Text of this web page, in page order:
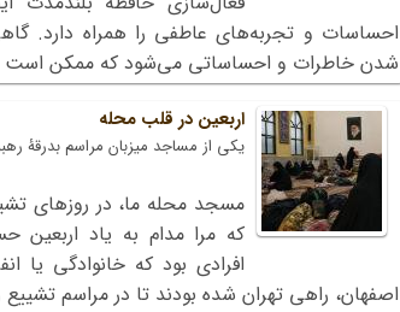
احساسات و تجربه‌های عاطفی را همراه دارد.
شدن خاطرات و احساساتی می‌شود که ممکن است
اربعین در قلب محله
یکی از مساجد میزبان مراسم بدرقۀ
مسجد محله ما، در روزهای
که مرا مدام به یاد
افرادی بود که خانوادگی یا
اصفهان، راهی تهران شده بودند تا در مراسم